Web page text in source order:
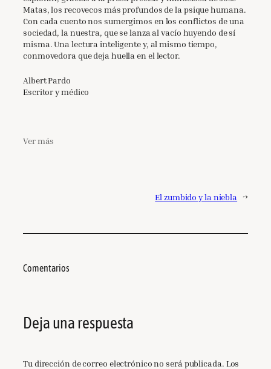
Matas, los recovecos más profundos de la psique humana.
Con cada cuento nos sumergimos en los conflictos de una
sociedad, la nuestra, que se lanza al vacío huyendo de sí
misma. Una lectura inteligente y, al mismo tiempo,
conmovedora que deja huella en el lector.
Albert Pardo
Escritor y médico
Ver más
El zumbido y la niebla →
Comentarios
Deja una respuesta
Tu dirección de correo electrónico no será publicada. Los